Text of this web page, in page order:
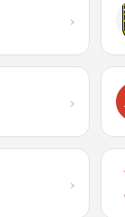
›
›
›